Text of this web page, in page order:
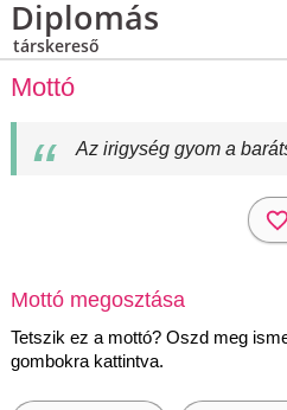
Diplomás
társkereső
Mottó
Az irigység gyom a
Mottó megosztása
Tetszik ez a mottó? Oszd meg
gombokra kattintva.